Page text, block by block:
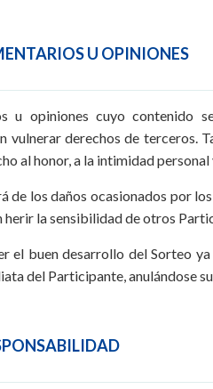
U OPINIONES
u opiniones cuyo contenido
vulnerar derechos de terceros.
al honor, a la intimidad
de los daños ocasionados por
herir la sensibilidad de otros
el buen desarrollo del Sorteo
del Participante, anulándose